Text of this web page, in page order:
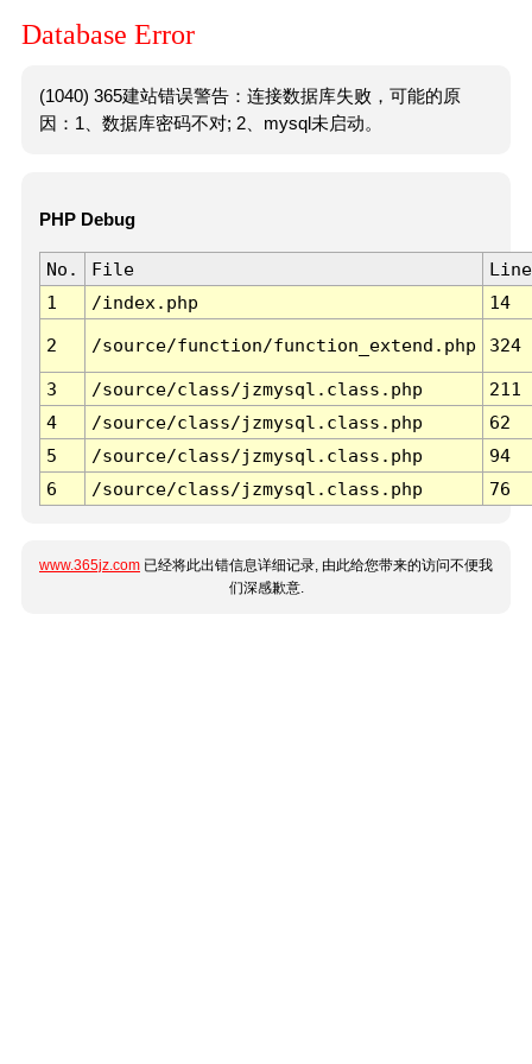
Database Error
(1040) 365建站错误警告：连接数据库失败，可能的原
因：1、数据库密码不对; 2、mysql未启动。
PHP Debug
No. File
Line
1
/index.php 14
2 /source/function/function_extend.php 324
3 /source/class/jzmysql.class.php
211
4
/source/class/jzmysql.class.php
62
5
/source/class/jzmysql.class.php
94
6
/source/class/jzmysql.class.php 76
www.365jz.com 已经将此出错信息详细记录, 由此给您带来的访问不便我
们深感歉意.